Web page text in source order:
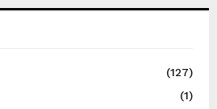
(127)
(1)